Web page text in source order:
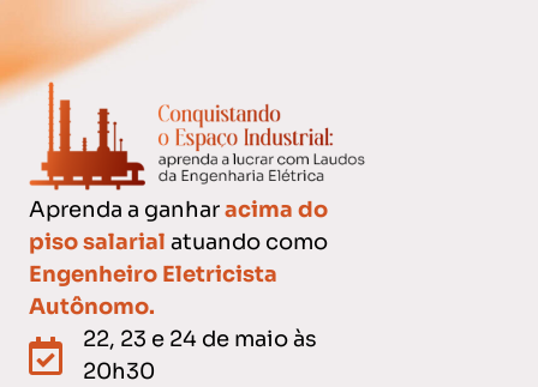
Aprenda a ganharacima do
piso salarial atuando como
Engenheiro Eletricista
Autônomo.
22, 23 e 24 de maio às
20h30